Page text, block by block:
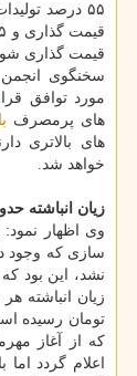
۵۵ درصد
قیمت گذاری
سخنگوی
مورد توافق
های پرمصرف
های بالاتری
خواهد شد.
زیان انباشته حدود ۶۰ هزار میلیارد تومانی خودروسازان
وی اظهار
سازی که وجود
نشد، این بود
تومان رسیده
که از آغاز
اعلام گردد